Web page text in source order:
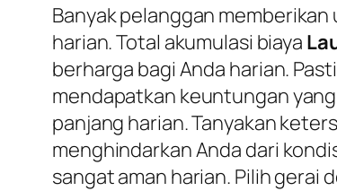
Banyak pelanggan
harian. Total akumulasi biaya
berharga bagi Anda harian.
mendapatkan keuntungan
panjang harian. Tanyakan
menghindarkan Anda dari
sangat aman harian. Pilih gerai